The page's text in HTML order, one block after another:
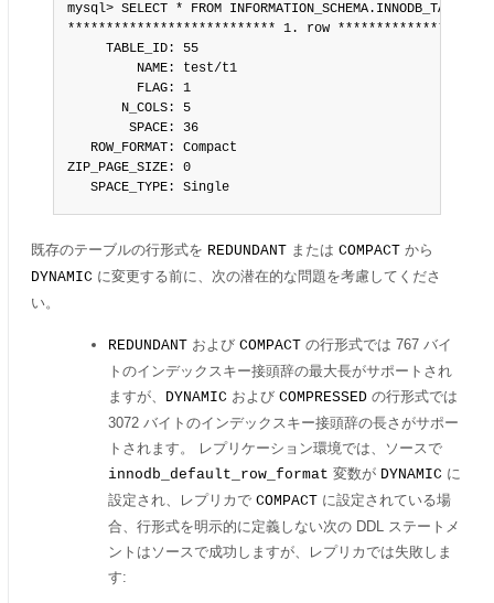
mysql> SELECT * FROM
*************************** 1. row
     TABLE_ID: 55
         NAME: test/t1
         FLAG: 1
       N_COLS: 5
        SPACE: 36
   ROW_FORMAT: Compact
ZIP_PAGE_SIZE: 0
   SPACE_TYPE: Single
既存のテーブルの行形式を REDUNDANT または COMPACT から
DYNAMIC に変更する前に、次の潜在的な問題を考慮してくださ
い。
REDUNDANT および COMPACT の行形式では 767 バイ
トのインデックスキー接頭辞の最大長がサポートされ
ますが、 DYNAMIC および COMPRESSED の行形式では
3072 バイトのインデックスキー接頭辞の長さがサポー
トされます。 レプリケーション環境では、ソースで
innodb_default_row_format 変数が DYNAMIC に
設定され、レプリカで COMPACT に設定されている場
合、行形式を明示的に定義しない次の DDL ステートメ
ントはソースで成功しますが、レプリカでは失敗しま
す: